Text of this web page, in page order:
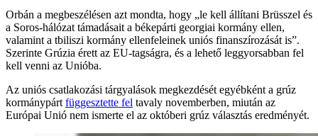
Orbán a megbeszélésen azt mondta, hogy „le kell állítani Brüsszel és
a Soros-hálózat támadásait a békepárti georgiai kormány ellen,
valamint a tbiliszi kormány ellenfeleinek uniós finanszírozását is”.
Szerinte Grúzia érett az EU-tagságra, és a lehető leggyorsabban fel
kell venni az Unióba.
Az uniós csatlakozási tárgyalások megkezdését egyébként a grúz
kormánypárt függesztette fel tavaly novemberben, miután az
Európai Unió nem ismerte el az októberi grúz választás eredményét.